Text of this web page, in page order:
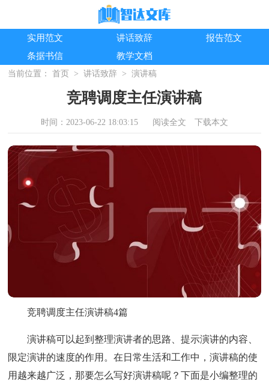
实用范文 讲话致辞
报告范文
条据书信
教学文档
当前位置： 首页 > 讲话致辞 > 演讲稿
竞聘调度主任演讲稿
时间：2023-06-22 18:03:15 阅读全文 下载本文
竞聘调度主任演讲稿4篇
演讲稿可以起到整理演讲者的思路、提示演讲的内容、
限定演讲的速度的作用。在日常生活和工作中，演讲稿的使
用越来越广泛，那要怎么写好演讲稿呢？下面是小编整理的